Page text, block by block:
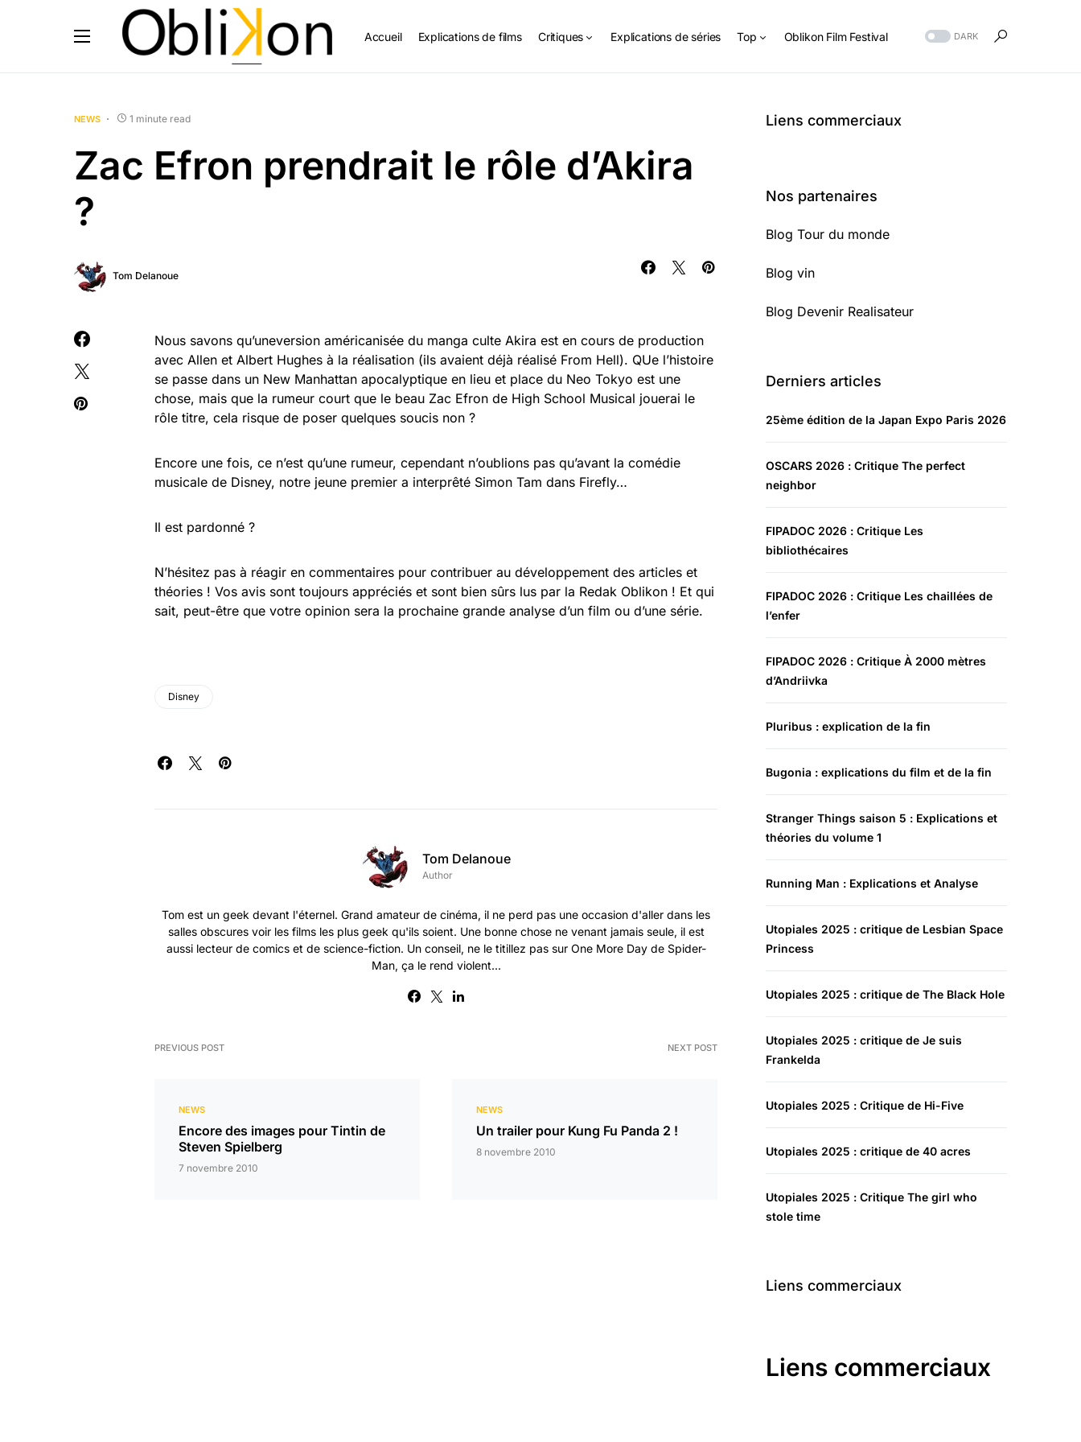
Accueil Explications de films Critiques Explications de séries Top Oblikon Film Festival DARK
NEWS 1 minute read
Zac Efron prendrait le rôle d’Akira
?
Tom Delanoue
Nous savons qu’uneversion américanisée du manga culte Akira est en cours de production
avec Allen et Albert Hughes à la réalisation (ils avaient déjà réalisé From Hell). QUe l’histoire
se passe dans un New Manhattan apocalyptique en lieu et place du Neo Tokyo est une
chose, mais que la rumeur court que le beau Zac Efron de High School Musical jouerai le
rôle titre, cela risque de poser quelques soucis non ?
Encore une fois, ce n’est qu’une rumeur, cependant n’oublions pas qu’avant la comédie
musicale de Disney, notre jeune premier a interprêté Simon Tam dans Firefly…
Il est pardonné ?
N’hésitez pas à réagir en commentaires pour contribuer au développement des articles et
théories ! Vos avis sont toujours appréciés et sont bien sûrs lus par la Redak Oblikon ! Et qui
sait, peut-être que votre opinion sera la prochaine grande analyse d’un film ou d’une série.
Disney
Tom Delanoue
Author
Tom est un geek devant l'éternel. Grand amateur de cinéma, il ne perd pas une occasion d'aller dans les
salles obscures voir les films les plus geek qu'ils soient. Une bonne chose ne venant jamais seule, il est
aussi lecteur de comics et de science-fiction. Un conseil, ne le titillez pas sur One More Day de Spider-
Man, ça le rend violent...
PREVIOUS POST
NEWS
Encore des images pour Tintin de
Steven Spielberg
7 novembre 2010
NEXT POST
NEWS
Un trailer pour Kung Fu Panda 2 !
8 novembre 2010
Liens commerciaux
Nos partenaires
Blog Tour du monde
Blog vin
Blog Devenir Realisateur
Derniers articles
25ème édition de la Japan Expo Paris 2026
OSCARS 2026 : Critique The perfect
neighbor
FIPADOC 2026 : Critique Les
bibliothécaires
FIPADOC 2026 : Critique Les chaillées de
l’enfer
FIPADOC 2026 : Critique À 2000 mètres
d’Andriivka
Pluribus : explication de la fin
Bugonia : explications du film et de la fin
Stranger Things saison 5 : Explications et
théories du volume 1
Running Man : Explications et Analyse
Utopiales 2025 : critique de Lesbian Space
Princess
Utopiales 2025 : critique de The Black Hole
Utopiales 2025 : critique de Je suis
Frankelda
Utopiales 2025 : Critique de Hi-Five
Utopiales 2025 : critique de 40 acres
Utopiales 2025 : Critique The girl who
stole time
Liens commerciaux
Liens commerciaux